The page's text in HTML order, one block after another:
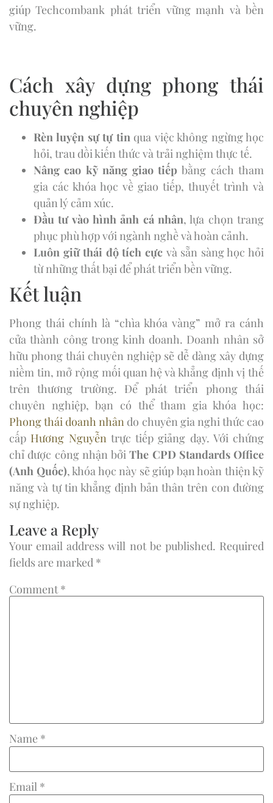
giúp Techcombank phát triển vững mạnh và bền
vững.
Cách xây dựng phong thái
chuyên nghiệp
Rèn luyện sự tự tin qua việc không ngừng học
hỏi, trau dồi kiến thức và trải nghiệm thực tế.
Nâng cao kỹ năng giao tiếp bằng cách tham
gia các khóa học về giao tiếp, thuyết trình và
quản lý cảm xúc.
Đầu tư vào hình ảnh cá nhân, lựa chọn trang
phục phù hợp với ngành nghề và hoàn cảnh.
Luôn giữ thái độ tích cực và sẵn sàng học hỏi
từ những thất bại để phát triển bền vững.
Kết luận
Phong thái chính là “chìa khóa vàng” mở ra cánh
cửa thành công trong kinh doanh. Doanh nhân sở
hữu phong thái chuyên nghiệp sẽ dễ dàng xây dựng
niềm tin, mở rộng mối quan hệ và khẳng định vị thế
trên thương trường. Để phát triển phong thái
chuyên nghiệp, bạn có thể tham gia khóa học:
Phong thái doanh nhân do chuyên gia nghi thức cao
cấp Hương Nguyễn trực tiếp giảng dạy. Với chứng
chỉ được công nhận bởiThe CPD Standards Office
(Anh Quốc), khóa học này sẽ giúp bạn hoàn thiện kỹ
năng và tự tin khẳng định bản thân trên con đường
sự nghiệp.
Leave a Reply
Your email address will not be published. Required
fields are marked *
Comment*
Name *
Email *